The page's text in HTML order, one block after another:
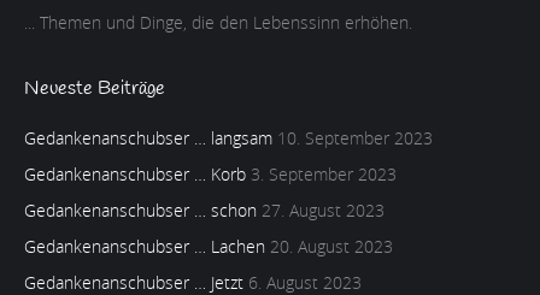
... Themen und Dinge, die den Lebenssinn erhöhen.
Neueste Beiträge
Gedankenanschubser … langsam 10. September 2023
Gedankenanschubser … Korb 3. September 2023
Gedankenanschubser … schon 27. August 2023
Gedankenanschubser … Lachen 20. August 2023
Gedankenanschubser … Jetzt 6. August 2023